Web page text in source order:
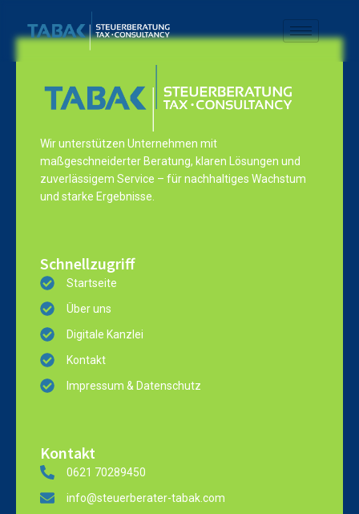
Wir unterstützen Unternehmen mit
maßgeschneiderter Beratung, klaren Lösungen und
zuverlässigem Service – für nachhaltiges Wachstum
und starke Ergebnisse.
Schnellzugriff
Startseite
Über uns
Digitale Kanzlei
Kontakt
Impressum & Datenschutz
Kontakt
0621 70289450
info@steuerberater-tabak.com